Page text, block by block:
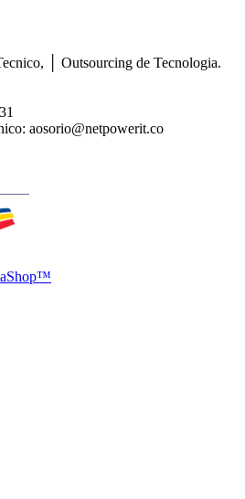
│ Outsourcing de Tecnologia.
aosorio@netpowerit.co